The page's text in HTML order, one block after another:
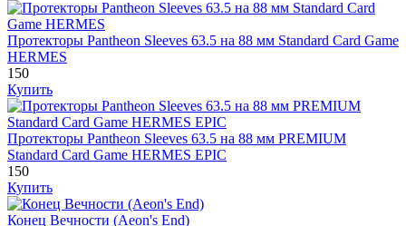
Протекторы Pantheon Sleeves 63.5 на 88 мм Standard Card Game
HERMES
150
Купить
Протекторы Pantheon Sleeves 63.5 на 88 мм PREMIUM
Standard Card Game HERMES EPIC
150
Купить
Конец Вечности (Aeon's End)